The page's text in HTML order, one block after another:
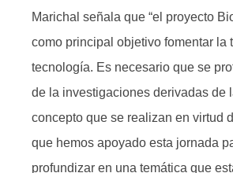
Marichal señala que “el proyecto
como principal objetivo fomentar la
tecnología. Es necesario que se
de la investigaciones derivadas de
concepto que se realizan en virtud
que hemos apoyado esta jornada
profundizar en una temática que